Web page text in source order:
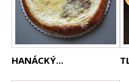
HANÁCKÝ...